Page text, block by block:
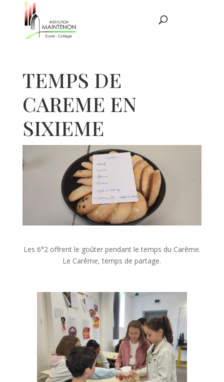
TEMPS DE
CAREME EN
SIXIEME
Les 6°2 offrent le goûter pendant le temps du Carême.
Le Carême, temps de partage.